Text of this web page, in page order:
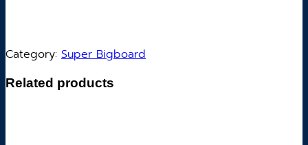
Category: Super Bigboard
Related products